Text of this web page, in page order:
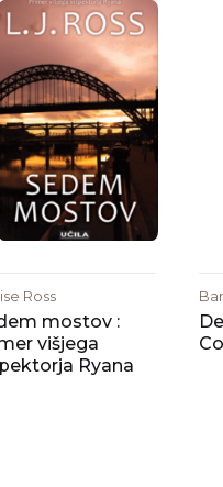
Ross
mostov :
višjega
Ryana